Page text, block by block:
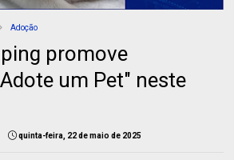
Adoção
promove
um Pet" neste
quinta-feira, 22 de maio de 2025